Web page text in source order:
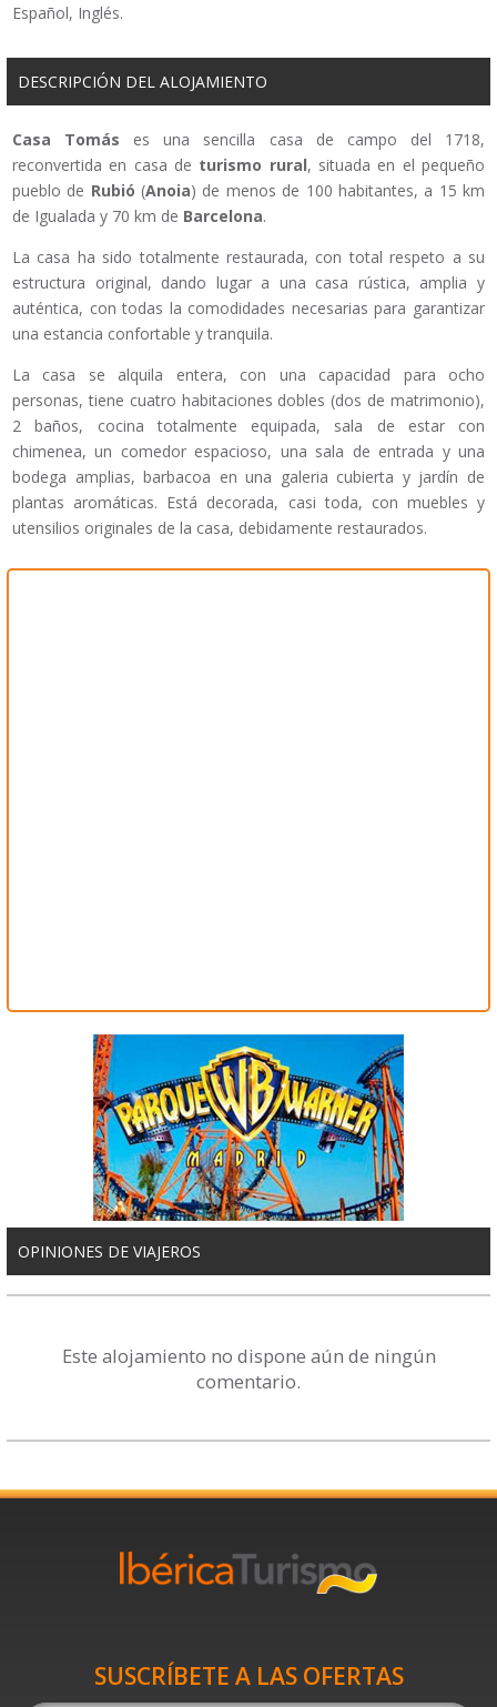
Español, Inglés.
DESCRIPCIÓN DEL ALOJAMIENTO
Casa Tomás es una sencilla casa de campo del 1718,
reconvertida en casa de turismo rural, situada en el pequeño
pueblo de Rubió (Anoia) de menos de 100 habitantes, a 15 km
de Igualada y 70 km de Barcelona.
La casa ha sido totalmente restaurada, con total respeto a su
estructura original, dando lugar a una casa rústica, amplia y
auténtica, con todas la comodidades necesarias para garantizar
una estancia confortable y tranquila.
La casa se alquila entera, con una capacidad para ocho
personas, tiene cuatro habitaciones dobles (dos de matrimonio),
2 baños, cocina totalmente equipada, sala de estar con
chimenea, un comedor espacioso, una sala de entrada y una
bodega amplias, barbacoa en una galeria cubierta y jardín de
plantas aromáticas. Está decorada, casi toda, con muebles y
utensilios originales de la casa, debidamente restaurados.
OPINIONES DE VIAJEROS
Este alojamiento no dispone aún de ningún
comentario.
SUSCRÍBETE A LAS OFERTAS